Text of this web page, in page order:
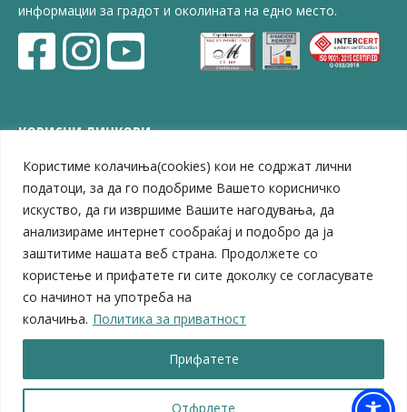
Користиме колачиња(cookies) кои не содржат лични
податоци, за да го подобриме Вашето корисничко
искуство, да ги извршиме Вашите нагодувања, да
анализираме интернет сообраќај и подобро да ја
заштитиме нашата веб страна. Продолжете со
користење и прифатете ги сите доколку се согласувате
со начинот на употреба на
колачиња. Политика за приватност
Отфрлете
Прифатете
информации за градот и околината на едно место.
КОРИСНИ ЛИНКОВИ
ЗЕЛС – Заедница на единиците на локална самоуправа
Центар за развој на Вардарски плански регион
Јавно комунално претпријатие „Дервен“
ЈПССО „Парк – спорт и паркинзи“
ЛБ „Гоце Делчев“
ЛУ „Народен Музеј“
Влада на Република Северна Македонија
Собрание на Република Северна Македонија
Министерство за финансии
Министерство за локална самоуправа
Министерство за дигитална трансформација
Министерство за јавна администрација